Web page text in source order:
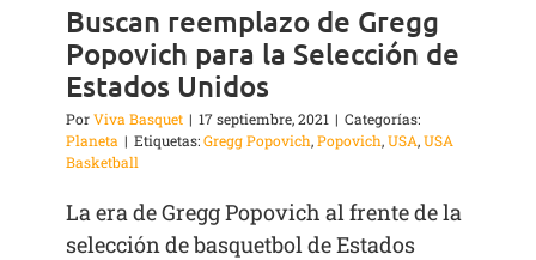
Buscan reemplazo de Gregg
Popovich para la Selección de
Estados Unidos
PorViva Basquet | 17 septiembre, 2021 | Categorías:
Planeta | Etiquetas:Gregg Popovich,Popovich,USA,USA
Basketball
La era de Gregg Popovich al frente de la
selección de basquetbol de Estados